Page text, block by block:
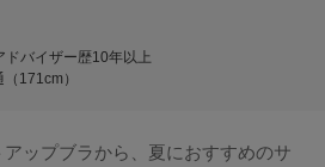
ドバイザー歴10年以上
171cm）
ップブラから、夏におすすめのサ